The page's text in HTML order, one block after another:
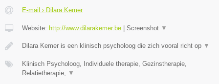
E-mail › Dilara Kemer
Website: http://www.dilarakemer.be | Screenshot ▼
Dilara Kemer is een klinisch psycholoog die zich vooral richt op ▼
Klinisch Psycholoog, Individuele therapie, Gezinstherapie,
Relatietherapie,
▼